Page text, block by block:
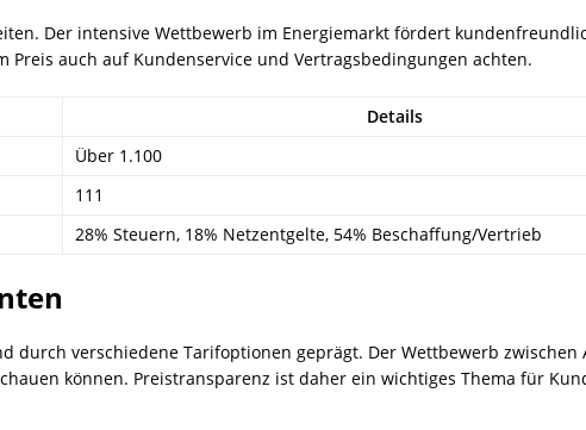
Der intensive Wettbewerb im Energiemarkt fördert
auch auf Kundenservice und Vertragsbedingungen achten.
Details
Über 1.100
111
28% Steuern, 18% Netzentgelte, 54% Beschaffung/Vertrieb
durch verschiedene Tarifoptionen geprägt. Der Wettbewerb
können. Preistransparenz ist daher ein wichtiges Thema für